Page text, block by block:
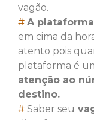
vagão.
# A plataforma
em cima da
atento pois
plataforma é
atenção ao
destino.
# Saber seu